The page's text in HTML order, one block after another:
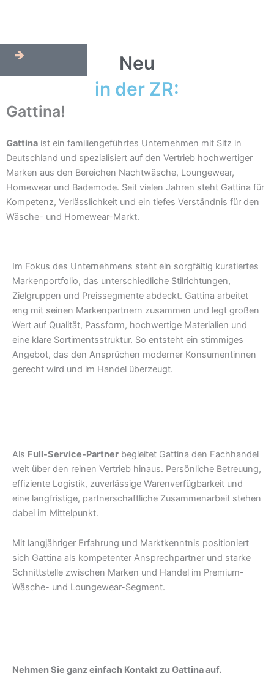
Mitglieder-
Neu
in der ZR:
Gattina!
Gattina ist ein familiengeführtes Unternehmen mit Sitz in
Deutschland und spezialisiert auf den Vertrieb hochwertiger
Marken aus den Bereichen Nachtwäsche, Loungewear,
Homewear und Bademode. Seit vielen Jahren steht Gattina für
Kompetenz, Verlässlichkeit und ein tiefes Verständnis für den
Wäsche- und Homewear-Markt.
Im Fokus des Unternehmens steht ein sorgfältig kuratiertes
Markenportfolio, das unterschiedliche Stilrichtungen,
Zielgruppen und Preissegmente abdeckt. Gattina arbeitet
eng mit seinen Markenpartnern zusammen und legt großen
Wert auf Qualität, Passform, hochwertige Materialien und
eine klare Sortimentsstruktur. So entsteht ein stimmiges
Angebot, das den Ansprüchen moderner Konsumentinnen
gerecht wird und im Handel überzeugt.
Als Full-Service-Partner begleitet Gattina den Fachhandel
weit über den reinen Vertrieb hinaus. Persönliche Betreuung,
effiziente Logistik, zuverlässige Warenverfügbarkeit und
eine langfristige, partnerschaftliche Zusammenarbeit stehen
dabei im Mittelpunkt.
Mit langjähriger Erfahrung und Marktkenntnis positioniert
sich Gattina als kompetenter Ansprechpartner und starke
Schnittstelle zwischen Marken und Handel im Premium-
Wäsche- und Loungewear-Segment.
Nehmen Sie ganz einfach Kontakt zu Gattina auf.